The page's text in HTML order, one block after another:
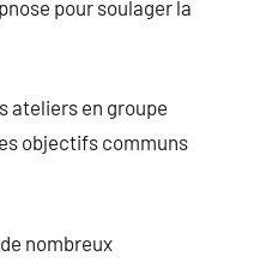
pour soulager la
ateliers en groupe
objectifs communs
nombreux